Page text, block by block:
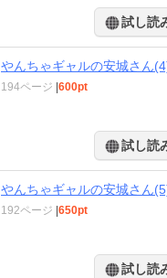
試し読
やんちゃギャルの安城さん
194ページ 600pt
試し読
やんちゃギャルの安城さん
192ページ 650pt
試し読